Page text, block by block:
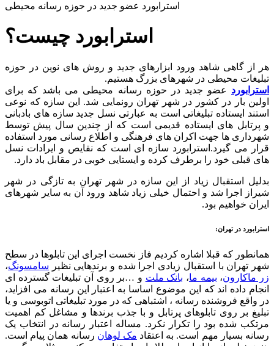
استرابورد عضو جدید در حوزه رسانه محیطی
استرابورد چیست؟
هر از گاهی شاهد ورود ابزارهای جدید و روش های نوین در حوزه
تبلیغات محیطی در شهرهای بزرگ هستیم.
استرابورد عضو جدید در حوزه رسانه محیطی می باشد که برای
اولین بار در کشور در شهر تهران رونمایی شد. این سازه که نوعی
استند ایستاده تبلیغاتی است به عبارتی نسل جدید سازه های بادبانی
و پرتابل های ایستاده قدیمی است که از چندین سال پیش توسط
شهرداری ها جهت اکران های فرهنگی و اطلاع رسانی مورد استفاده
قرار می گیرد.استرابورد سازه ای است که نقایص و ایرادات نسل
های قبلی خود را برطرف کرده و ایستایی خوبی در مقابل باد دارد.
بدلیل استقبال زیاد از این سازه در شهر تهران به تازگی در شهر
شیراز اجرا شد و احتمال خیلی زیاد شاهد ورود آن به سایر شهرهای
ایران خواهیم بود.
استرابورد در تهران:
همانطور که قبلا اشاره کردیم فاز نخست اجرای این تابلوها در سطح
شهر تهران با استقبال زیادی اجرا شده و برندهایی نظیر سامسونگ،
زر ماکارون، بیمه ما، بانک ملت و …بر روی آن تبلیغات گسترده ای
انجام داده اند که این موضوع اساسا به اعتبار این رسانه می افزاید،
در واقع فروشنده رسانه ، اشتباهی که در مورد تبلیغاتی اتوبوسی و یا
تبلیغ بر روی تابلوهای پرتابل و با جذب برندها و مشاغل کم اهمیت
مرتکب شده بود را تکرار نکرد. مساله اعتبار رسانه در انتخاب یک
رسانه بسیار مهم است. به اعتقاد مک لوهان رسانه همان پیام است.